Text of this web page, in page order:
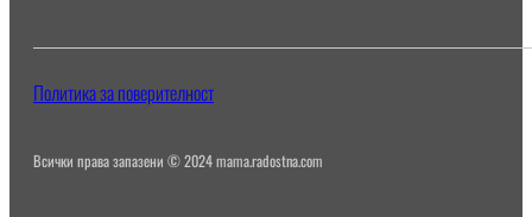
Всички права запазени © 2024 mama.radostna.com
Политика за поверителност